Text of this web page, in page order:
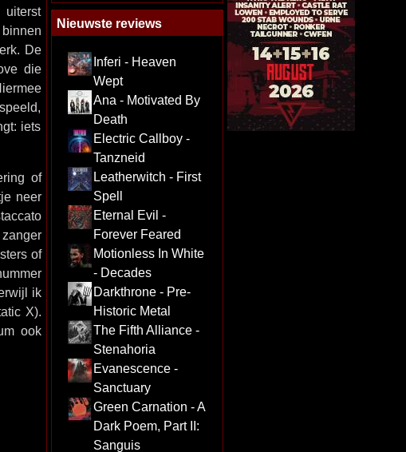
De
die
iets
of
neer
of
ik
X).
ook
Nieuwste reviews
Inferi - Heaven
Wept
Ana - Motivated By
Death
Electric Callboy -
Tanzneid
Leatherwitch - First
Spell
Eternal Evil -
Forever Feared
Motionless In White
- Decades
Darkthrone - Pre-
Historic Metal
The Fifth Alliance -
Stenahoria
Evanescence -
Sanctuary
Green Carnation - A
Dark Poem, Part II:
Sanguis